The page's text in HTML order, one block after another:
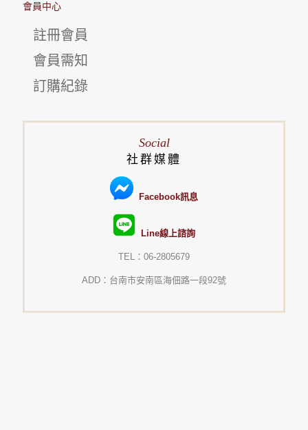
會員中心
註冊會員
會員需知
訂購紀錄
Social
社群媒體
Facebook訊息
Line線上諮詢
TEL：06-2805679
ADD：台南市安南區海佃路一段92號